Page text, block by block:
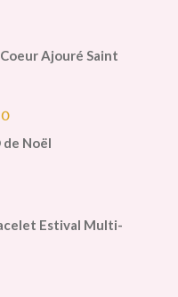
Ajouré Saint
Noël
Estival Multi-